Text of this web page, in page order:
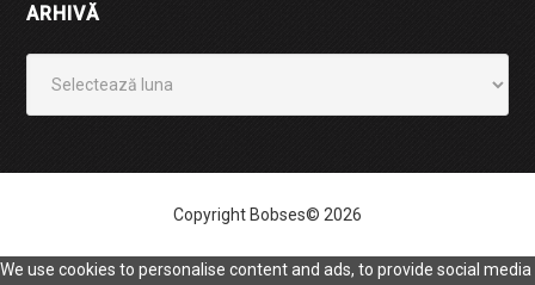
ARHIVĂ
Copyright Bobses© 2026
We use cookies to personalise content and ads, to provide social media